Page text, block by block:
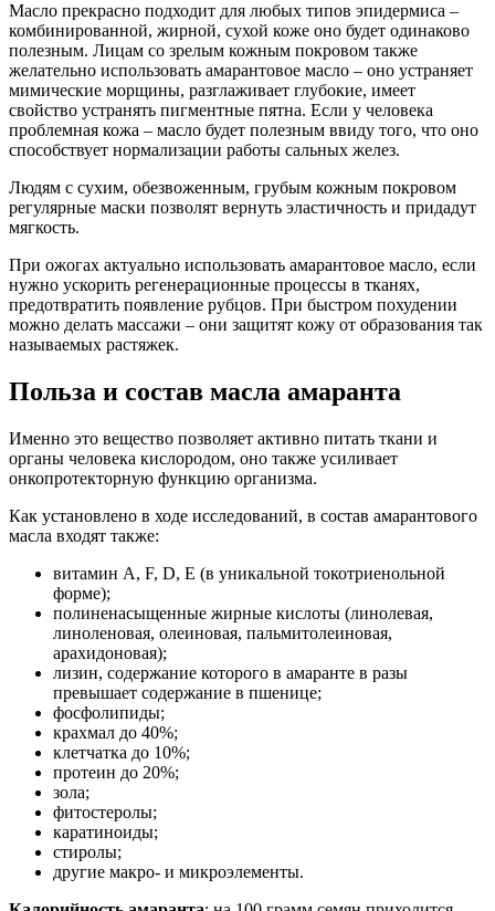
Масло прекрасно подходит для любых типов эпидермиса –
комбинированной, жирной, сухой коже оно будет одинаково
полезным. Лицам со зрелым кожным покровом также
желательно использовать амарантовое масло – оно устраняет
мимические морщины, разглаживает глубокие, имеет
свойство устранять пигментные пятна. Если у человека
проблемная кожа – масло будет полезным ввиду того, что оно
способствует нормализации работы сальных желез.
Людям с сухим, обезвоженным, грубым кожным покровом
регулярные маски позволят вернуть эластичность и придадут
мягкость.
При ожогах актуально использовать амарантовое масло, если
нужно ускорить регенерационные процессы в тканях,
предотвратить появление рубцов. При быстром похудении
можно делать массажи – они защитят кожу от образования так
называемых растяжек.
Польза и состав масла амаранта
Именно это вещество позволяет активно питать ткани и
органы человека кислородом, оно также усиливает
онкопротекторную функцию организма.
Как установлено в ходе исследований, в состав амарантового
масла входят также:
витамин A, F, D, Е (в уникальной токотриенольной
форме);
полиненасыщенные жирные кислоты (линолевая,
линоленовая, олеиновая, пальмитолеиновая,
арахидоновая);
лизин, содержание которого в амаранте в разы
превышает содержание в пшенице;
фосфолипиды;
крахмал до 40%;
клетчатка до 10%;
протеин до 20%;
зола;
фитостеролы;
каратиноиды;
стиролы;
другие макро- и микроэлементы.